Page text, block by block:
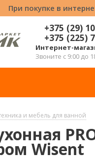
При покупке в
+375 (29)
+375 (225)
Интернет-
Звоните с 9:00 до
и мебель для ванной
Wisent